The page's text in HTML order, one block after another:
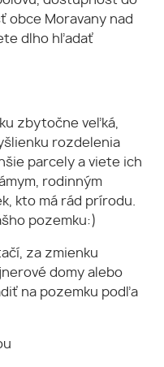
obce Moravany nad
dlho hľadať
zbytočne veľká,
rozdelenia
parcely a viete ich
rodinným
kto má rád prírodu.
pozemku:)
za zmienku
domy alebo
na pozemku podľa